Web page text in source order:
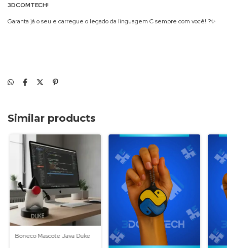
3DCOMTECH!
Garanta já o seu e carregue o legado da linguagem C sempre com você! ?✨
Similar products
Boneco Mascote Java Duke